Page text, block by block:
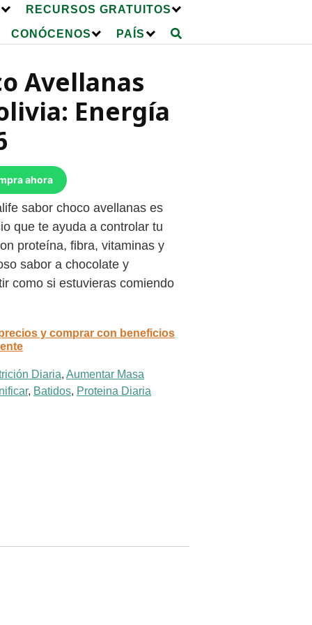
RECURSOS GRATUITOS
CONÓCENOS PAÍS
Avellanas
Energía
ahora
sabor choco avellanas es
que te ayuda a controlar tu
proteína, fibra, vitaminas y
sabor a chocolate y
como si estuvieras comiendo
y comprar con beneficios
Diaria, Aumentar Masa
, Batidos, Proteina Diaria